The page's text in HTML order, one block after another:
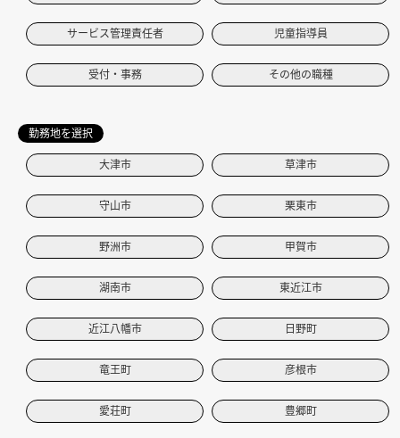
サービス管理責任者 児童指導員
受付・事務 その他の職種
勤務地を選択
大津市 草津市
守山市 栗東市
野洲市 甲賀市
湖南市 東近江市
近江八幡市 日野町
竜王町 彦根市
愛荘町 豊郷町